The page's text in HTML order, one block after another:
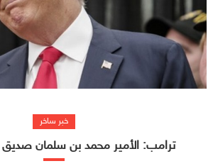
خبر ساخر
ترامب: الأمير محمد بن سلمان صديق